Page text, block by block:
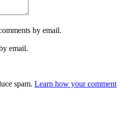
by email.
email.
spam. Learn how your comment